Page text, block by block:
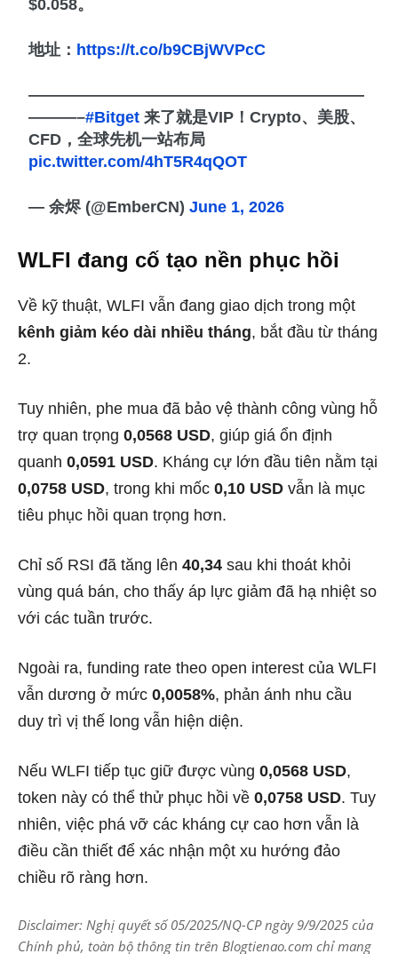
$0.058。
地址： https://t.co/b9CBjWVPcC
—————————————————————
———–#Bitget 来了就是VIP！Crypto、美股、
CFD，全球先机一站布局
pic.twitter.com/4hT5R4qQOT
— 余烬 (@EmberCN)June 1, 2026
WLFI đang cố tạo nền phục hồi
Về kỹ thuật, WLFI vẫn đang giao dịch trong một
kênh giảm kéo dài nhiều tháng, bắt đầu từ tháng
2.
Tuy nhiên, phe mua đã bảo vệ thành công vùng hỗ
trợ quan trọng 0,0568 USD, giúp giá ổn định
quanh 0,0591 USD. Kháng cự lớn đầu tiên nằm tại
0,0758 USD, trong khi mốc 0,10 USD vẫn là mục
tiêu phục hồi quan trọng hơn.
Chỉ số RSI đã tăng lên 40,34 sau khi thoát khỏi
vùng quá bán, cho thấy áp lực giảm đã hạ nhiệt so
với các tuần trước.
Ngoài ra, funding rate theo open interest của WLFI
vẫn dương ở mức 0,0058%, phản ánh nhu cầu
duy trì vị thế long vẫn hiện diện.
Nếu WLFI tiếp tục giữ được vùng 0,0568 USD,
token này có thể thử phục hồi về 0,0758 USD. Tuy
nhiên, việc phá vỡ các kháng cự cao hơn vẫn là
điều cần thiết để xác nhận một xu hướng đảo
chiều rõ ràng hơn.
Disclaimer: Nghị quyết số 05/2025/NQ-CP ngày 9/9/2025 của
Chính phủ, toàn bộ thông tin trên Blogtienao.com chỉ mang